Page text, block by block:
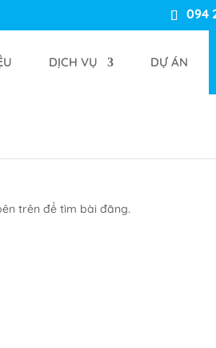
094
DỊCH VỤ DỰ ÁN
trên để tìm bài đăng.